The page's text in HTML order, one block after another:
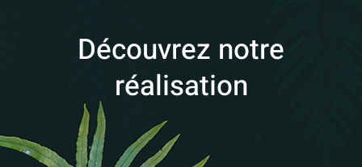
Découvrez notre
réalisation